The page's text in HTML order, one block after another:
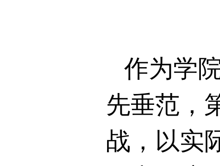
作为学
先垂范，
战，以实